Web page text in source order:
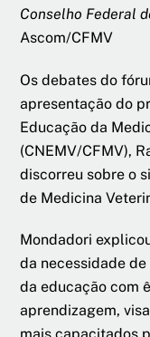
Conselho Federal
Ascom/CFMV
Os debates do
apresentação do
Educação da
(CNEMV/CFMV),
discorreu sobre o
de Medicina
Mondadori
da necessidade
da educação com
aprendizagem,